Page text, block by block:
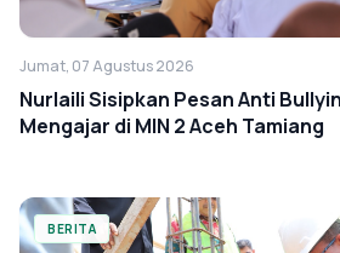
Jumat, 07 Agustus 2026
Nurlaili Sisipkan Pesan Anti
Mengajar di MIN 2 Aceh Tamiang
BERITA